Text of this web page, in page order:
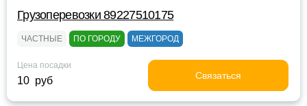
Грузоперевозки 89227510175
ЧАСТНЫЕ ПО ГОРОДУ МЕЖГОРОД
Цена посадки
10 руб Связаться